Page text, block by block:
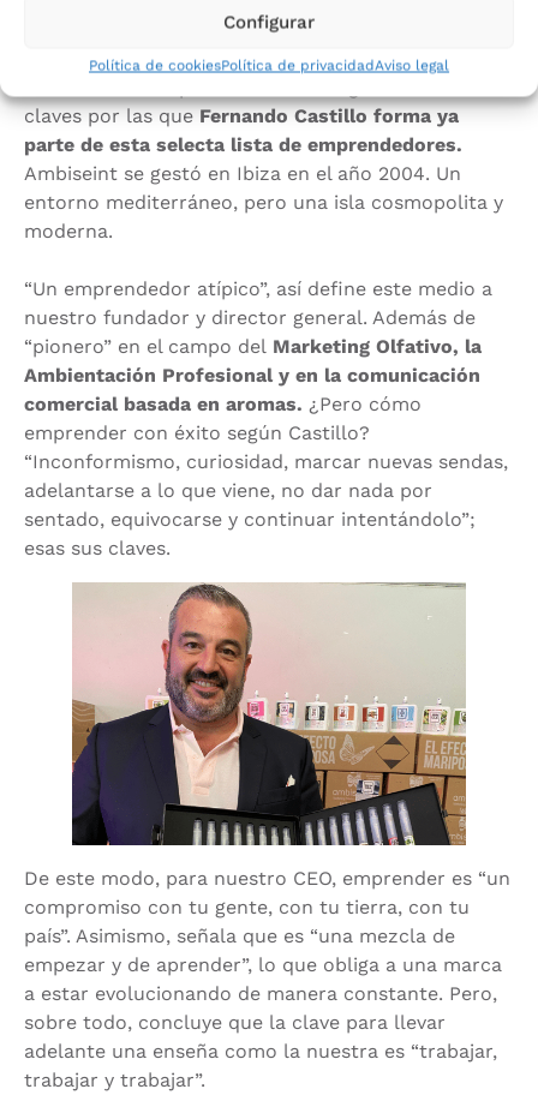
Configurar
Política de cookiesPolítica de privacidadAviso legal
trabajo de nuestra marca; además de trabajar con
productos propios, con patente internacional y
claves por las queFernando Castillo forma ya
parte de esta selecta lista de emprendedores.
Ambiseint se gestó en Ibiza en el año 2004. Un
entorno mediterráneo, pero una isla cosmopolita y
moderna.
“Un emprendedor atípico”, así define este medio a
nuestro fundador y director general. Además de
“pionero” en el campo del Marketing Olfativo, la
Ambientación Profesional y en la comunicación
comercial basada en aromas. ¿Pero cómo
emprender con éxito según Castillo?
“Inconformismo, curiosidad, marcar nuevas sendas,
adelantarse a lo que viene, no dar nada por
sentado, equivocarse y continuar intentándolo”;
esas sus claves.
De este modo, para nuestro CEO, emprender es “un
compromiso con tu gente, con tu tierra, con tu
país”. Asimismo, señala que es “una mezcla de
empezar y de aprender”, lo que obliga a una marca
a estar evolucionando de manera constante. Pero,
sobre todo, concluye que la clave para llevar
adelante una enseña como la nuestra es “trabajar,
trabajar y trabajar”.